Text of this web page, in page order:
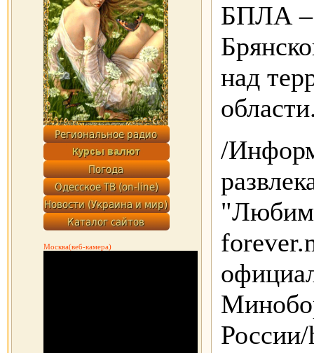
Москва(веб-камера)
БПЛА –
над
/